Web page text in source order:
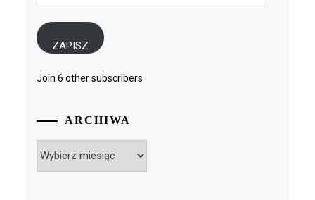
ZAPISZ
Join 6 other subscribers
ARCHIWA